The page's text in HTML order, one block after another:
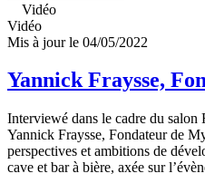
Vidéo
Vidéo
Mis à jour le 04/05/2022
Yannick Fraysse,
Interviewé dans le cadre du salon
Yannick Fraysse, Fondateur de
perspectives et ambitions de
cave et bar à bière, axée sur